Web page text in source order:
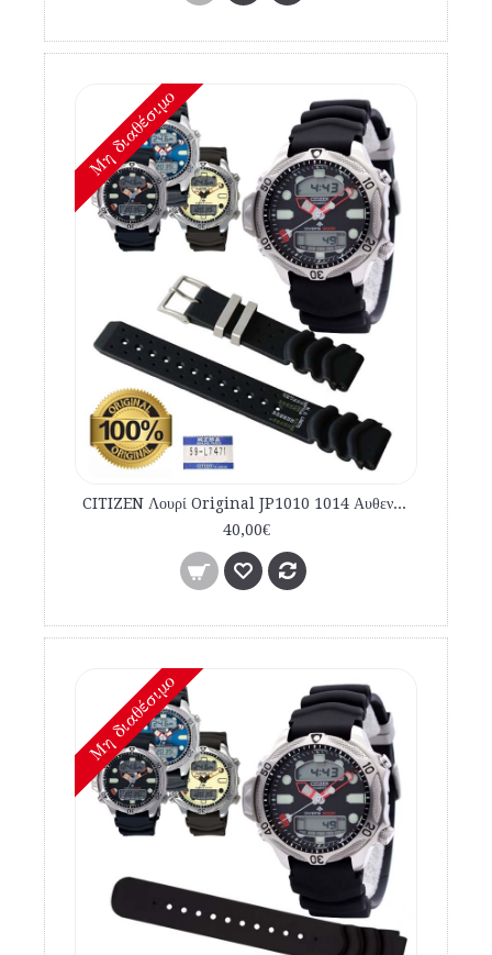
Mη διαθέσιμο
CITIZEN Λουρί Original JP1010 1014 Αυθεντικό Λουρί καταδυτικό 59-L7471
40,00€
Mη διαθέσιμο